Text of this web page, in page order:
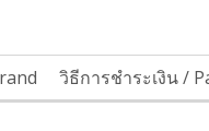
วิธีการชำระเงิน /